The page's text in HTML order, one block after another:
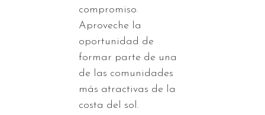
compromiso.
Aproveche la
oportunidad de
formar parte de una
de las comunidades
más atractivas de la
costa del sol.